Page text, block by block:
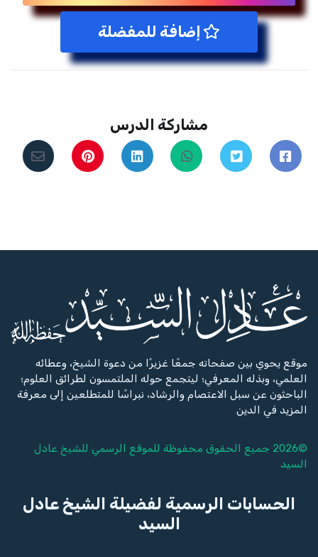
إضافة للمفضلة
مشاركة الدرس
موقع يحوي بين صفحاته جمعًا غزيرًا من دعوة الشيخ، وعطائه
العلمي، وبذله المعرفي؛ ليتجمع حوله الملتمسون لطرائق العلوم؛
الباحثون عن سبل الاعتصام والرشاد، نبراسًا للمتطلعين إلى معرفة
المزيد في الدين
©2026 جميع الحقوق محفوظة للموقع الرسمي للشيخ
عادل
السيد
الحسابات الرسمية لفضيلة الشيخ عادل
السيد